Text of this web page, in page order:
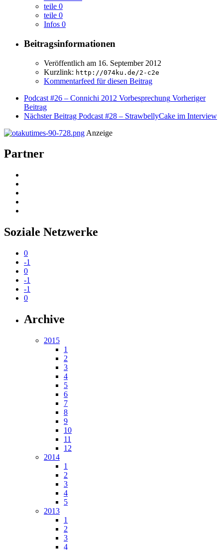
teile 0
teile 0
Infos 0
Beitragsinformationen
Veröffentlich am 16. September 2012
Kurzlink: http://074ku.de/2-c2e
Kommentarfeed für diesen Beitrag
Podcast #26 – Connichi 2012 Vorbesprechung Vorheriger
Beitrag
Nächster Beitrag Podcast #28 – StrawbellyCake im Interview
Anzeige
Partner
Soziale Netzwerke
0
-1
0
-1
-1
0
Archive
2015
1
2
3
4
5
6
7
8
9
10
11
12
2014
1
2
3
4
5
2013
1
2
3
4